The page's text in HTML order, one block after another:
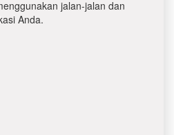
jalan-jalan dan
Anda.